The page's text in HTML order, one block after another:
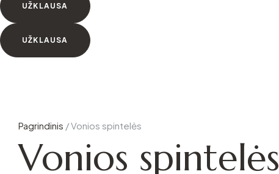
UŽKLAUSA
UŽKLAUSA
Pagrindinis /Vonios spintelės
Vonios spintelės